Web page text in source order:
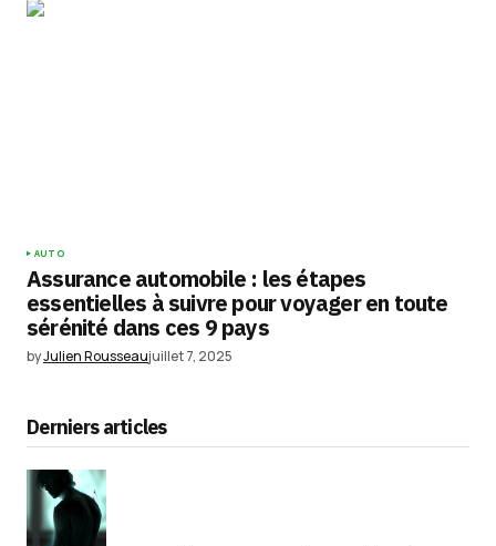
AUTO
Assurance automobile : les étapes
essentielles à suivre pour voyager en toute
sérénité dans ces 9 pays
byJulien Rousseaujuillet 7, 2025
Derniers articles